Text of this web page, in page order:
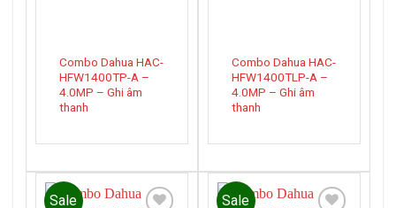
Combo Dahua HAC-
HFW1400TP-A –
4.0MP – Ghi âm
thanh
Combo Dahua HAC-
HFW1400TLP-A –
4.0MP – Ghi âm
thanh
Sale Sale